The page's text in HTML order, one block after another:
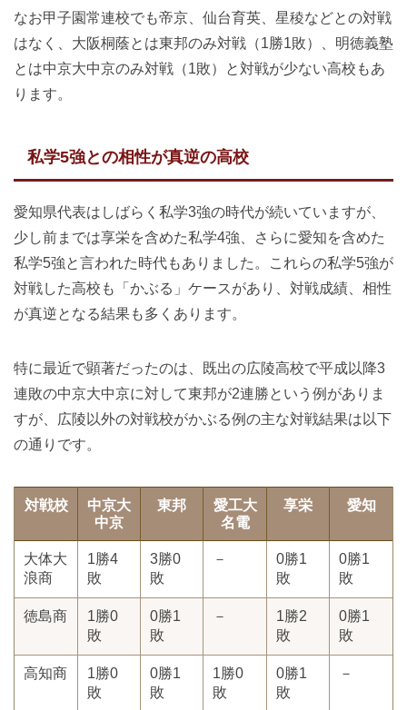
なお甲子園常連校でも帝京、仙台育英、星稜などとの対戦
はなく、大阪桐蔭とは東邦のみ対戦（1勝1敗）、明徳義塾
とは中京大中京のみ対戦（1敗）と対戦が少ない高校もあ
ります。
私学5強との相性が真逆の高校
愛知県代表はしばらく私学3強の時代が続いていますが、
少し前までは享栄を含めた私学4強、さらに愛知を含めた
私学5強と言われた時代もありました。これらの私学5強が
対戦した高校も「かぶる」ケースがあり、対戦成績、相性
が真逆となる結果も多くあります。
特に最近で顕著だったのは、既出の広陵高校で平成以降3
連敗の中京大中京に対して東邦が2連勝という例がありま
すが、広陵以外の対戦校がかぶる例の主な対戦結果は以下
の通りです。
対戦校
中京大
中京
東邦
愛工大
名電
享栄 愛知
大体大
浪商
1勝4
敗
3勝0
敗
－
0勝1
敗
0勝1
敗
徳島商
1勝0
敗
0勝1
敗
－
1勝2
敗
0勝1
敗
高知商
1勝0
敗
0勝1
敗
1勝0
敗
0勝1
敗
－